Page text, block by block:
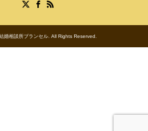
婚相談所ブランセル. All Rights Reserved.